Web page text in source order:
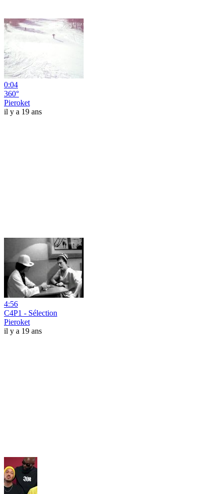
0:04
360°
Pieroket
il y a 19 ans
4:56
C4P1 - Sélection
Pieroket
il y a 19 ans